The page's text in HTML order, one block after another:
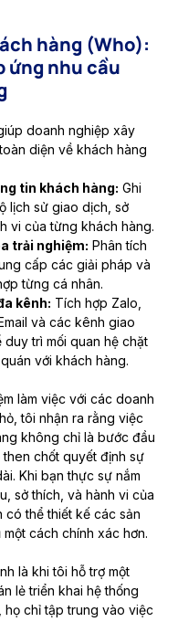
hàng (Who):
ứng nhu cầu
doanh nghiệp xây
diện về khách hàng
tin khách hàng: Ghi
lịch sử giao dịch, sở
vi của từng khách hàng.
trải nghiệm: Phân tích
cấp các giải pháp và
từng cá nhân.
kênh: Tích hợp Zalo,
và các kênh giao
duy trì mối quan hệ chặt
với khách hàng.
làm việc với các doanh
tôi nhận ra rằng việc
không chỉ là bước đầu
then chốt quyết định sự
Khi bạn thực sự nắm
sở thích, và hành vi của
có thể thiết kế các sản
cách chính xác hơn.
là khi tôi hỗ trợ một
lẻ triển khai hệ thống
họ chỉ tập trung vào việc